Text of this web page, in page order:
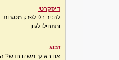
דיסקרטי
להכיר בלי לפרק מסגרות.
ותתחילו לגוון...
זבנג
אם בא לך משהו חדש?